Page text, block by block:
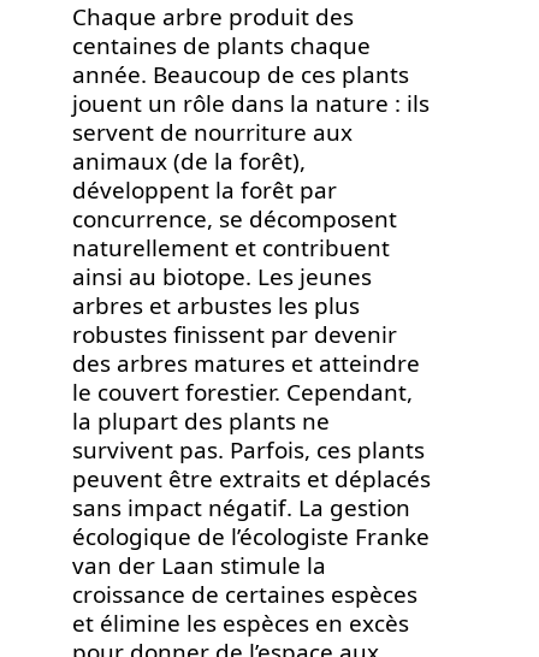
Chaque arbre produit des
centaines de plants chaque
année. Beaucoup de ces plants
jouent un rôle dans la nature : ils
servent de nourriture aux
animaux (de la forêt),
développent la forêt par
concurrence, se décomposent
naturellement et contribuent
ainsi au biotope. Les jeunes
arbres et arbustes les plus
robustes finissent par devenir
des arbres matures et atteindre
le couvert forestier. Cependant,
la plupart des plants ne
survivent pas. Parfois, ces plants
peuvent être extraits et déplacés
sans impact négatif. La gestion
écologique de l’écologiste Franke
van der Laan stimule la
croissance de certaines espèces
et élimine les espèces en excès